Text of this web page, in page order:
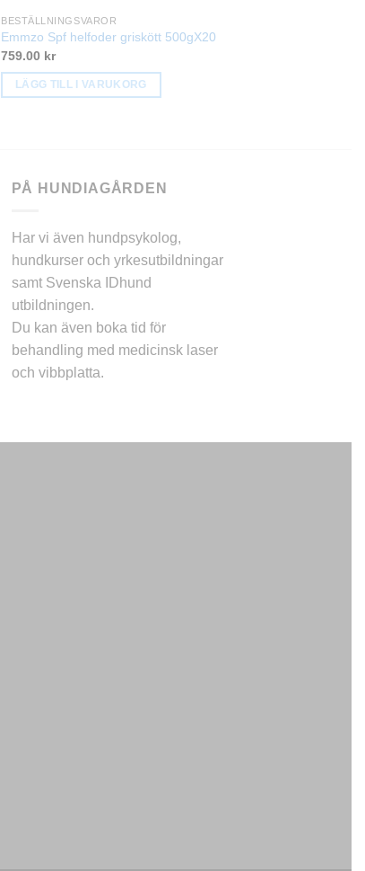
BESTÄLLNINGSVAROR
Emmzo Spf helfoder griskött 500gX20
759.00 kr
LÄGG TILL I VARUKORG
PÅ HUNDIAGÅRDEN
Har vi även hundpsykolog,
hundkurser och yrkesutbildningar
samt Svenska IDhund
utbildningen.
Du kan även boka tid för
behandling med medicinsk laser
och vibbplatta.